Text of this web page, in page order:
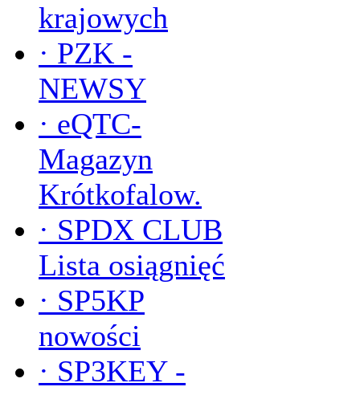
krajowych
· PZK -
NEWSY
· eQTC-
Magazyn
Krótkofalow.
· SPDX CLUB
Lista osiągnięć
· SP5KP
nowości
· SP3KEY -